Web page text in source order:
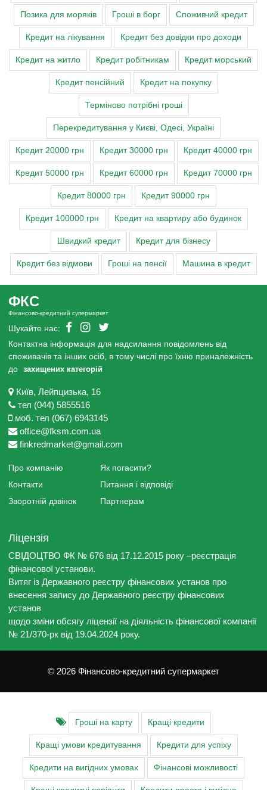
Позика для моряків Гроші в борг Споживчий кредит
Кредит на лікування Кредит без довідки про доходи
Кредит на житло Кредит робітникам Кредит морський
Кредит пенсійний Кредит на покупку
Терміново потрібні гроші
Перекредитування у Києві, Одесі, Україні
Кредит 20000 грн Кредит 30000 грн Кредит 40000 грн
Кредит 50000 грн Кредит 60000 грн Кредит 70000 грн
Кредит 80000 грн Кредит 90000 грн
Кредит 100000 грн Кредит на квартиру або будинок
Швидкий кредит Кредит для бізнесу
Кредит без відмови Гроші на пенсії Машина в кредит
ФКС
Фінансово-кредитний супермаркет
Шукайте нас:
Контактна інформація для надсилання повідомлень від
споживачів та інших осіб, в тому числі про їхню приналежність
до
захищених категорій
Київ, Лейпцизька, 16
тел (044) 5855516
моб. тел (067) 6943145
office@fksm.com.ua
finkredmarket@gmail.com
Про компанію
Контакти
Зворотній дзвінок
Як погасити?
Питання і відповіді
Партнерам
Ліцензія
СВІДОЦТВО ФК № 676 від 17.12.2015 року –реєстрація
фінансової установи.
Витяг із Державного реєстру фінансових установ про
внесення запису до Державного реєстру фінансових
установ
щодо зміни обсягу ліцензії на діяльність фінансової компанії
№ 21/370-рк від 19.04.2024 року.
© 2026 Фінансово-кредитний супермаркет
Гроші на карту Кращі кредити
Кращі умови кредитування Кредити для успіху
Кредити на вигідних умовах Фінансові можливості